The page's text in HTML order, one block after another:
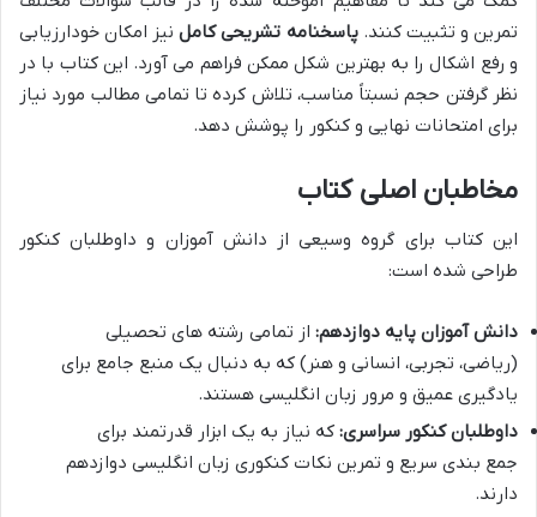
تمرین و تثبیت کنند.پاسخنامه تشریحی کاملنیز امکان خودارزیابی
و رفع اشکال را به بهترین شکل ممکن فراهم می آورد. این کتاب با در
نظر گرفتن حجم نسبتاً مناسب، تلاش کرده تا تمامی مطالب مورد نیاز
برای امتحانات نهایی و کنکور را پوشش دهد.
مخاطبان اصلی کتاب
این کتاب برای گروه وسیعی از دانش آموزان و داوطلبان کنکور
طراحی شده است:
دانش آموزان پایه دوازدهم: از تمامی رشته های تحصیلی
(ریاضی، تجربی، انسانی و هنر) که به دنبال یک منبع جامع برای
یادگیری عمیق و مرور زبان انگلیسی هستند.
داوطلبان کنکور سراسری: که نیاز به یک ابزار قدرتمند برای
جمع بندی سریع و تمرین نکات کنکوری زبان انگلیسی دوازدهم
دارند.